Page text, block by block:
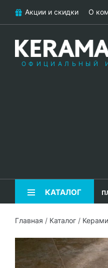
Акции и скидки О
ОФИЦИАЛЬНЫЙ
КАТАЛОГ
Главная / Каталог /